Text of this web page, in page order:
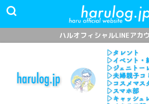
ハルオフィシャルLINEアカ